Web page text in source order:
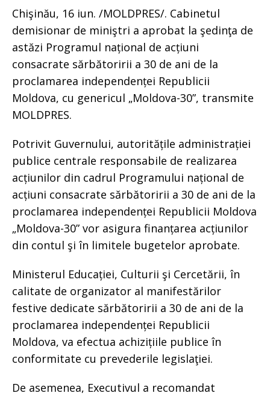
Chişinău, 16 iun. /MOLDPRES/. Cabinetul
demisionar de miniştri a aprobat la şedinţa de
astăzi Programul național de acțiuni
consacrate sărbătoririi a 30 de ani de la
proclamarea independenței Republicii
Moldova, cu genericul „Moldova-30”, transmite
MOLDPRES.
Potrivit Guvernului, autoritățile administrației
publice centrale responsabile de realizarea
acțiunilor din cadrul Programului național de
acțiuni consacrate sărbătoririi a 30 de ani de la
proclamarea independenței Republicii Moldova
„Moldova-30” vor asigura finanțarea acțiunilor
din contul şi în limitele bugetelor aprobate.
Ministerul Educației, Culturii şi Cercetării, în
calitate de organizator al manifestărilor
festive dedicate sărbătoririi a 30 de ani de la
proclamarea independenței Republicii
Moldova, va efectua achizițiile publice în
conformitate cu prevederile legislaţiei.
De asemenea, Executivul a recomandat